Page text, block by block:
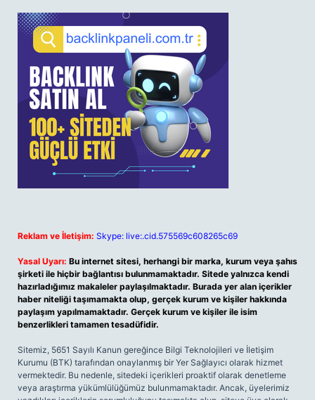
Reklam ve İletişim: Skype: live:.cid.575569c608265c69
Yasal Uyarı: Bu internet sitesi, herhangi bir marka, kurum veya şahıs
şirketi ile hiçbir bağlantısı bulunmamaktadır. Sitede yalnızca kendi
hazırladığımız makaleler paylaşılmaktadır. Burada yer alan içerikler
haber niteliği taşımamakta olup, gerçek kurum ve kişiler hakkında
paylaşım yapılmamaktadır. Gerçek kurum ve kişiler ile isim
benzerlikleri tamamen tesadüfidir.
Sitemiz, 5651 Sayılı Kanun gereğince Bilgi Teknolojileri ve İletişim
Kurumu (BTK) tarafından onaylanmış bir Yer Sağlayıcı olarak hizmet
vermektedir. Bu nedenle, sitedeki içerikleri proaktif olarak denetleme
veya araştırma yükümlülüğümüz bulunmamaktadır. Ancak, üyelerimiz